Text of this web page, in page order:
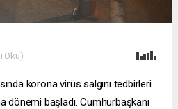
Oku)
korona virüs salgını tedbirleri
dönemi başladı. Cumhurbaşkanı